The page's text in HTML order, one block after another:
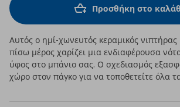
Προσθήκη στο
Αυτός ο ημί-χωνευτός κεραμικός
πίσω μέρος χαρίζει μια ενδιαφέρουσα
ύφος στο μπάνιο σας. Ο σχεδιασμός
χώρο στον πάγκο για να τοποθετείτε όλα